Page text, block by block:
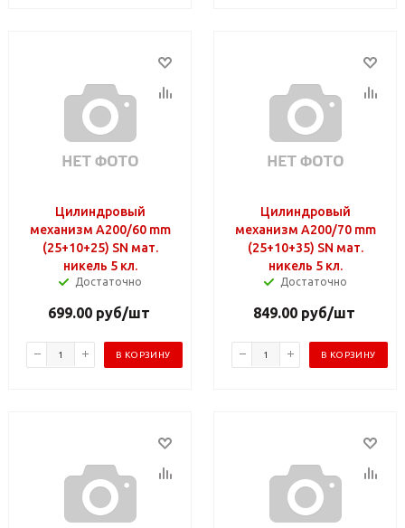
Цилиндровый
механизм A200/60 mm
(25+10+25) SN мат.
никель 5 кл.
Достаточно
699.00руб/шт
В КОРЗИНУ
Цилиндровый
механизм A200/70 mm
(25+10+35) SN мат.
никель 5 кл.
Достаточно
849.00руб/шт
В КОРЗИНУ